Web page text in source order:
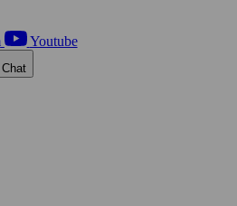
Youtube
Chat